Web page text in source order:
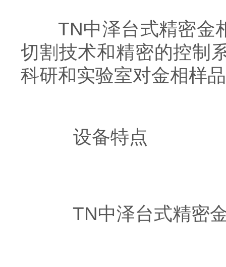
TN中泽台式精密金相
切割技术和精密的控制
科研和实验室对金相样
设备特点
TN中泽台式精密金